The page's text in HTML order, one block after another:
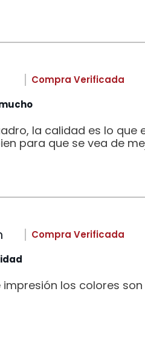
Compra Verificada
la calidad es lo
para que se vea de
Compra Verificada
los colores